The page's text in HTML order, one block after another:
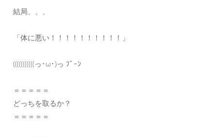
結局、、、
「体に悪い！！！！！！！！！！」
(((((((((((っ･ω･)っ ﾌﾞｰﾝ
＝＝＝＝＝
どっちを取るか？
＝＝＝＝＝